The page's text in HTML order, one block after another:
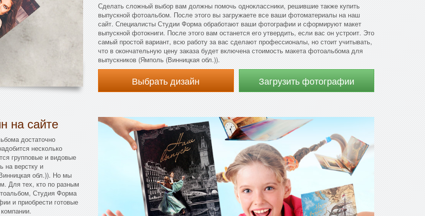
Сделать сложный выбор вам должны помочь одноклассники, решившие также купить
выпускной фотоальбом. После этого вы загружаете все ваши фотоматериалы на наш
сайт. Специалисты Студии Форма обработают ваши фотографии и сформируют макет
выпускной фотокниги. После этого вам останется его утвердить, если вас он устроит. Это
самый простой вариант, всю работу за вас сделают профессионалы, но стоит учитывать,
что в окончательную цену заказа будет включена стоимость макета фотоальбома для
выпускников (Ямполь (Винницкая обл.)).
Выбрать дизайн Загрузить фотографии
на сайте
достаточно
несколько
групповые и видовые
на верстку и
обл.)). Но мы
Для тех, кто по разным
Студия Форма
и приобрести готовые